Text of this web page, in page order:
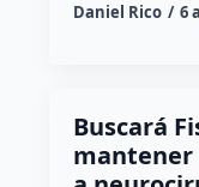
Daniel Rico 6
Buscará
mantener